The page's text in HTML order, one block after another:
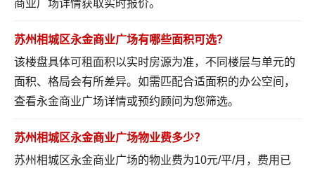
商业广场详情获取实时报价。
苏州相城区永金商业广场有哪些面积可选？
该楼盘具体可租面积以实时房源为准，不同楼层与单元的
面积、格局会有所差异。如需匹配合适面积的办公空间，
查看永金商业广场详情或预约顾问为您筛选。
苏州相城区永金商业广场物业费多少？
苏州相城区永金商业广场的物业费为10元/平/月，费用已